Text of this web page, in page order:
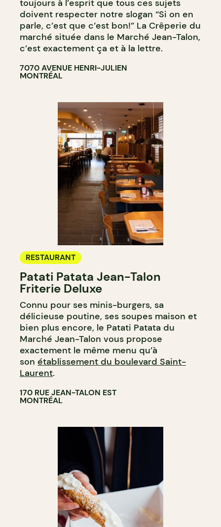
toujours à l’esprit que tous ces sujets
doivent respecter notre slogan “Si on en
parle, c’est que c’est bon!” La Crêperie du
marché située dans le Marché Jean-Talon,
c’est exactement ça et à la lettre.
7070 AVENUE HENRI-JULIEN
MONTRÉAL
RESTAURANT
Patati Patata Jean-Talon
Friterie Deluxe
Connu pour ses minis-burgers, sa
délicieuse poutine, ses soupes maison et
bien plus encore, le Patati Patata du
Marché Jean-Talon vous propose
exactement le même menu qu’à
son établissement du boulevard Saint-
Laurent.
170 RUE JEAN-TALON EST
MONTRÉAL